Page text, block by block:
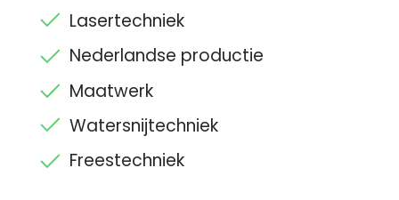
Lasertechniek
Nederlandse productie
Maatwerk
Watersnijtechniek
Freestechniek